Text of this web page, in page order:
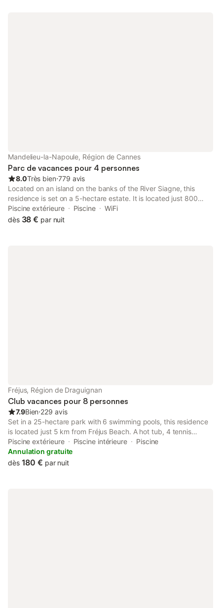
Mandelieu-la-Napoule, Région de Cannes
Parc de vacances pour 4 personnes
8.0Très bien⋅779 avis
Located on an island on the banks of the River Siagne, this
residence is set on a 5-hectare estate. It is located just 800
metres from the sea and it also has an outdoor pool.
Piscine extérieure Piscine
WiFi
dès 38 € par nuit
Fréjus, Région de Draguignan
Club vacances pour 8 personnes
7.9Bien⋅229 avis
Set in a 25-hectare park with 6 swimming pools, this residence
is located just 5 km from Fréjus Beach. A hot tub, 4 tennis
courts and a skateboard park feature among the on-site
facilities.
Piscine extérieure Piscine intérieure
Piscine
Annulation gratuite
dès 180 € par nuit